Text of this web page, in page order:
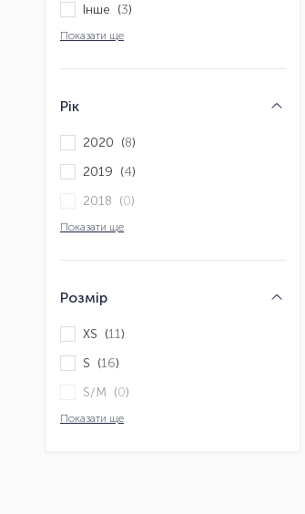
Інше (3)
Показати ще
Рік
2020 (8)
2019 (4)
2018 (0)
Показати ще
Розмір
XS (11)
S (16)
S/M (0)
Показати ще